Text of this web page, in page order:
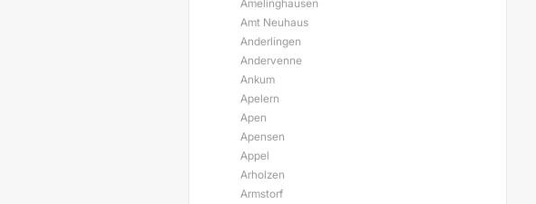
Amelinghausen
Amt Neuhaus
Anderlingen
Andervenne
Ankum
Apelern
Apen
Apensen
Appel
Arholzen
Armstorf